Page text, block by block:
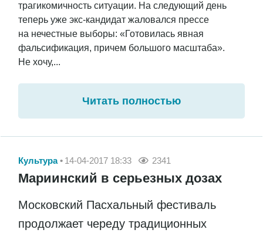
трагикомичность ситуации. На следующий день
теперь уже экс-кандидат жаловался прессе
на нечестные выборы: «Готовилась явная
фальсификация, причем большого масштаба».
Не хочу,...
Читать полностью
Культура 14-04-2017 18:33 2341
Мариинский в серьезных дозах
Московский Пасхальный фестиваль
продолжает череду традиционных